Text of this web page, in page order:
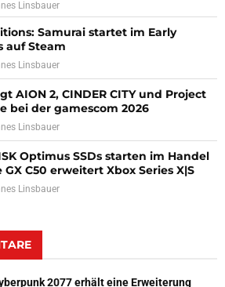
Linsbauer
Samurai startet im Early
auf Steam
Linsbauer
AION 2, CINDER CITY und Project
bei der gamescom 2026
Linsbauer
Optimus SSDs starten im Handel
GX C50 erweitert Xbox Series X|S
Linsbauer
2077 erhält eine Erweiterung